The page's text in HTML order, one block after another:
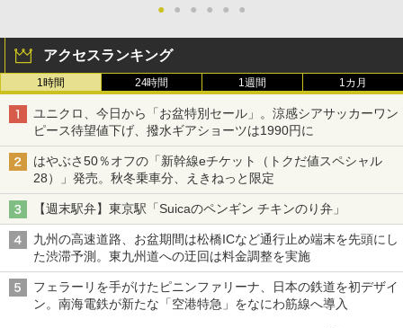
● ● ● ● ● ●
アクセスランキング
1時間 24時間 1週間 1カ月
ユニクロ、今日から「お盆特別セール」。涼感シアサッカーワン
ピース待望値下げ、撥水ギアショーツは1990円に
はやぶさ50％オフの「新幹線eチケット（トクだ値スペシャル
28）」発売。秋冬乗車分、えきねっと限定
【週末駅弁】東京駅「Suicaのペンギン チキンのり弁」
九州の高速道路、お盆期間は松橋ICなど通行止め端末を先頭にし
た渋滞予測。東九州道への迂回は料金調整を実施
フェラーリを手がけたピニンファリーナ、日本の鉄道を初デザイ
ン。南海電鉄が新たな「空港特急」をなにわ筋線へ導入